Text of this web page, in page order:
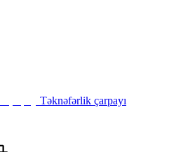
Təknəfərlik çarpayı